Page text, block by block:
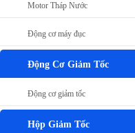
Motor Tháp Nước
Động cơ máy đục
Động Cơ Giảm Tốc
Động cơ giảm tốc
Hộp Giảm Tốc